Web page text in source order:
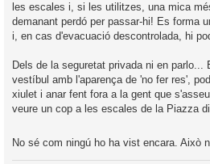
les escales i, si les utilitzes, una mica
demanant perdó per passar-hi! Es forma
i, en cas d'evacuació descontrolada, hi
Dels de la seguretat privada ni en parlo...
vestíbul amb l'aparença de 'no fer res',
xiulet i anar fent fora a la gent que
veure un cop a les escales de la Piazza
No sé com ningú ho ha vist encara. Això